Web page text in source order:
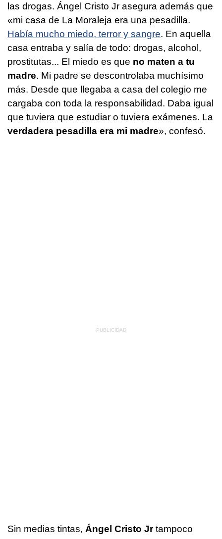
las drogas. Ángel Cristo Jr asegura además que
«mi casa de La Moraleja era una pesadilla.
Había mucho miedo, terror y sangre. En aquella
casa entraba y salía de todo: drogas, alcohol,
prostitutas... El miedo es que no maten a tu
madre. Mi padre se descontrolaba muchísimo
más. Desde que llegaba a casa del colegio me
cargaba con toda la responsabilidad. Daba igual
que tuviera que estudiar o tuviera exámenes. La
verdadera pesadilla era mi madre», confesó.
Sin medias tintas, Ángel Cristo Jrtampoco